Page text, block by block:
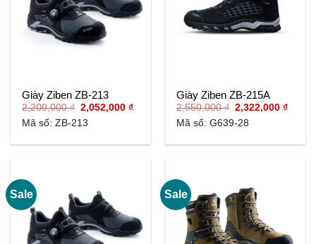
Giày Ziben ZB-213
2,200,000₫ Giá
là:
2,052,000₫Giá
2,052,000 ₫.
Mã số: ZB-213
Giày Ziben ZB-215A
2,550,000₫ Giá
là:
2,322,000₫Giá
Mã số: G639-28
Sale Sale